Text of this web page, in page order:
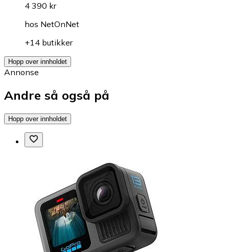
4 390 kr
hos NetOnNet
+14 butikker
Hopp over innholdet
Annonse
Andre så også på
Hopp over innholdet